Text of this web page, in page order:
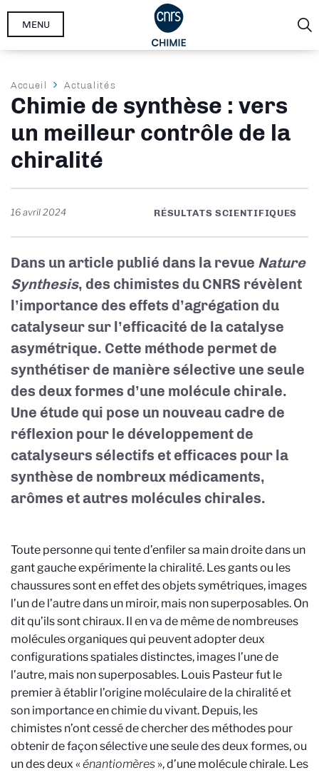
Aller
MENU
Fil
d'Ariane
Accueil Actualités
Chimie de synthèse : vers
un meilleur contrôle de la
chiralité
16 avril 2024 RÉSULTATS SCIENTIFIQUES
Dans un article publié dans la revue Nature
Synthesis, des chimistes du CNRS révèlent
l’importance des effets d’agrégation du
catalyseur sur l’efficacité de la catalyse
asymétrique. Cette méthode permet de
synthétiser de manière sélective une seule
des deux formes d’une molécule chirale.
Une étude qui pose un nouveau cadre de
réflexion pour le développement de
catalyseurs sélectifs et efficaces pour la
synthèse de nombreux médicaments,
arômes et autres molécules chirales.
Toute personne qui tente d’enfiler sa main droite dans un
gant gauche expérimente la chiralité. Les gants ou les
chaussures sont en effet des objets symétriques, images
l’un de l’autre dans un miroir, mais non superposables. On
dit qu’ils sont chiraux. Il en va de même de nombreuses
molécules organiques qui peuvent adopter deux
configurations spatiales distinctes, images l’une de
l’autre, mais non superposables. Louis Pasteur fut le
premier à établir l’origine moléculaire de la chiralité et
son importance en chimie du vivant. Depuis, les
chimistes n’ont cessé de chercher des méthodes pour
obtenir de façon sélective une seule des deux formes, ou
un des deux «énantiomères », d’une molécule chirale. Les